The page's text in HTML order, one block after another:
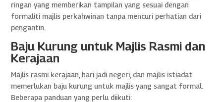
ringan yang memberikan tampilan yang sesuai dengan
formaliti majlis perkahwinan tanpa mencuri perhatian dari
pengantin.
Baju Kurung untuk Majlis Rasmi dan
Kerajaan
Majlis rasmi kerajaan, hari jadi negeri, dan majlis istiadat
memerlukan baju kurung untuk majlis yang sangat formal.
Beberapa panduan yang perlu diikuti: